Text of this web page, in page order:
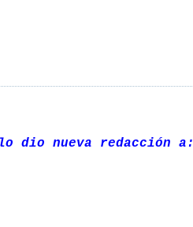
dio nueva redacción a: